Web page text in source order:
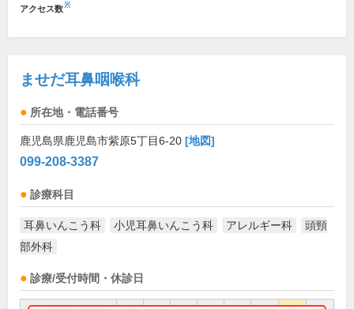
アクセス数※
ませだ耳鼻咽喉科
所在地・電話番号
鹿児島県鹿児島市紫原5丁目6-20 [地図]
099-208-3387
診療科目
耳鼻いんこう科 小児耳鼻いんこう科 アレルギー科
頭頸
部外科
診療/受付時間・休診日